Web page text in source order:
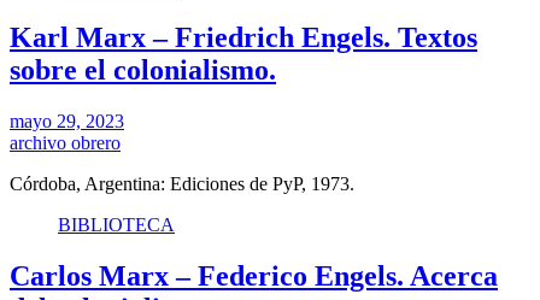
Karl Marx – Friedrich Engels. Textos
sobre el colonialismo.
mayo 29, 2023
archivo obrero
Córdoba, Argentina: Ediciones de PyP, 1973.
BIBLIOTECA
Carlos Marx – Federico Engels. Acerca